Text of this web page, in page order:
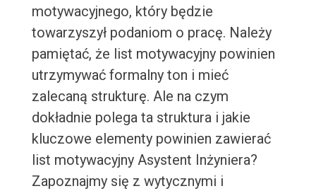
motywacyjnego, który będzie
towarzyszył podaniom o pracę. Należy
pamiętać, że list motywacyjny powinien
utrzymywać formalny ton i mieć
zalecaną strukturę. Ale na czym
dokładnie polega ta struktura i jakie
kluczowe elementy powinien zawierać
list motywacyjny Asystent Inżyniera?
Zapoznajmy się z wytycznymi i